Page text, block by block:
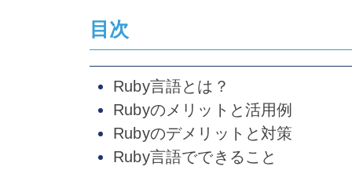
目次
Ruby言語とは？
Rubyのメリットと活用例
Rubyのデメリットと対策
Ruby言語でできること